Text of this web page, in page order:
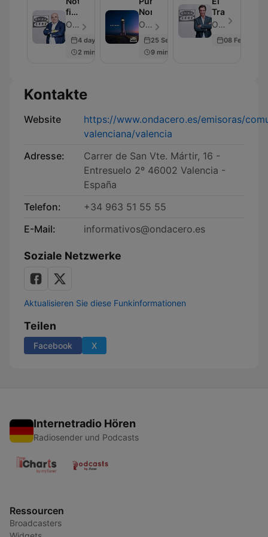
fin
de
semana
OndaCero - Folge 297
4 days ago
2 min
Norte
OndaCero - Folge 300
25 Sep 2025
9 min
Transistor
OndaCero - Folge 300
08 Feb 2024
Kontakte
Website
https://www.ondacero.es/emisoras/
valenciana/valencia
Adresse:
Carrer de San Vte. Mártir, 16 -
Entresuelo 2º 46002 Valencia -
España
Telefon:
+34 963 51 55 55
E-Mail:
informativos@ondacero.es
Soziale Netzwerke
Aktualisieren Sie diese Funkinformationen
Teilen
Facebook X
Internetradio Hören
Radiosender und Podcasts
Ressourcen
Broadcasters